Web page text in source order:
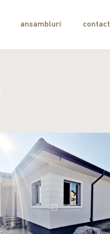
ansambluri contact